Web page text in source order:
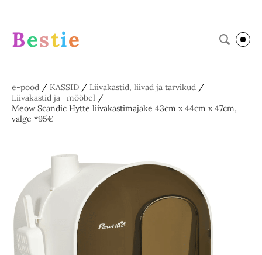
Bestie
e-pood / KASSID / Liivakastid, liivad ja tarvikud /
Liivakastid ja -mööbel /
Meow Scandic Hytte liivakastimajake 43cm x 44cm x 47cm,
valge *95€